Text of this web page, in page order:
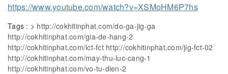
https://www.youtube.com/watch?v=XSMoHM6P7hs
Tags : > http://cokhitinphat.com/do-ga-jig-ga
http://cokhitinphat.com/gia-de-hang-2
http://cokhitinphat.com/ict-fct http://cokhitinphat.com/jig-fct-02
http://cokhitinphat.com/may-thu-luc-cang-1
http://cokhitinphat.com/vo-tu-dien-2